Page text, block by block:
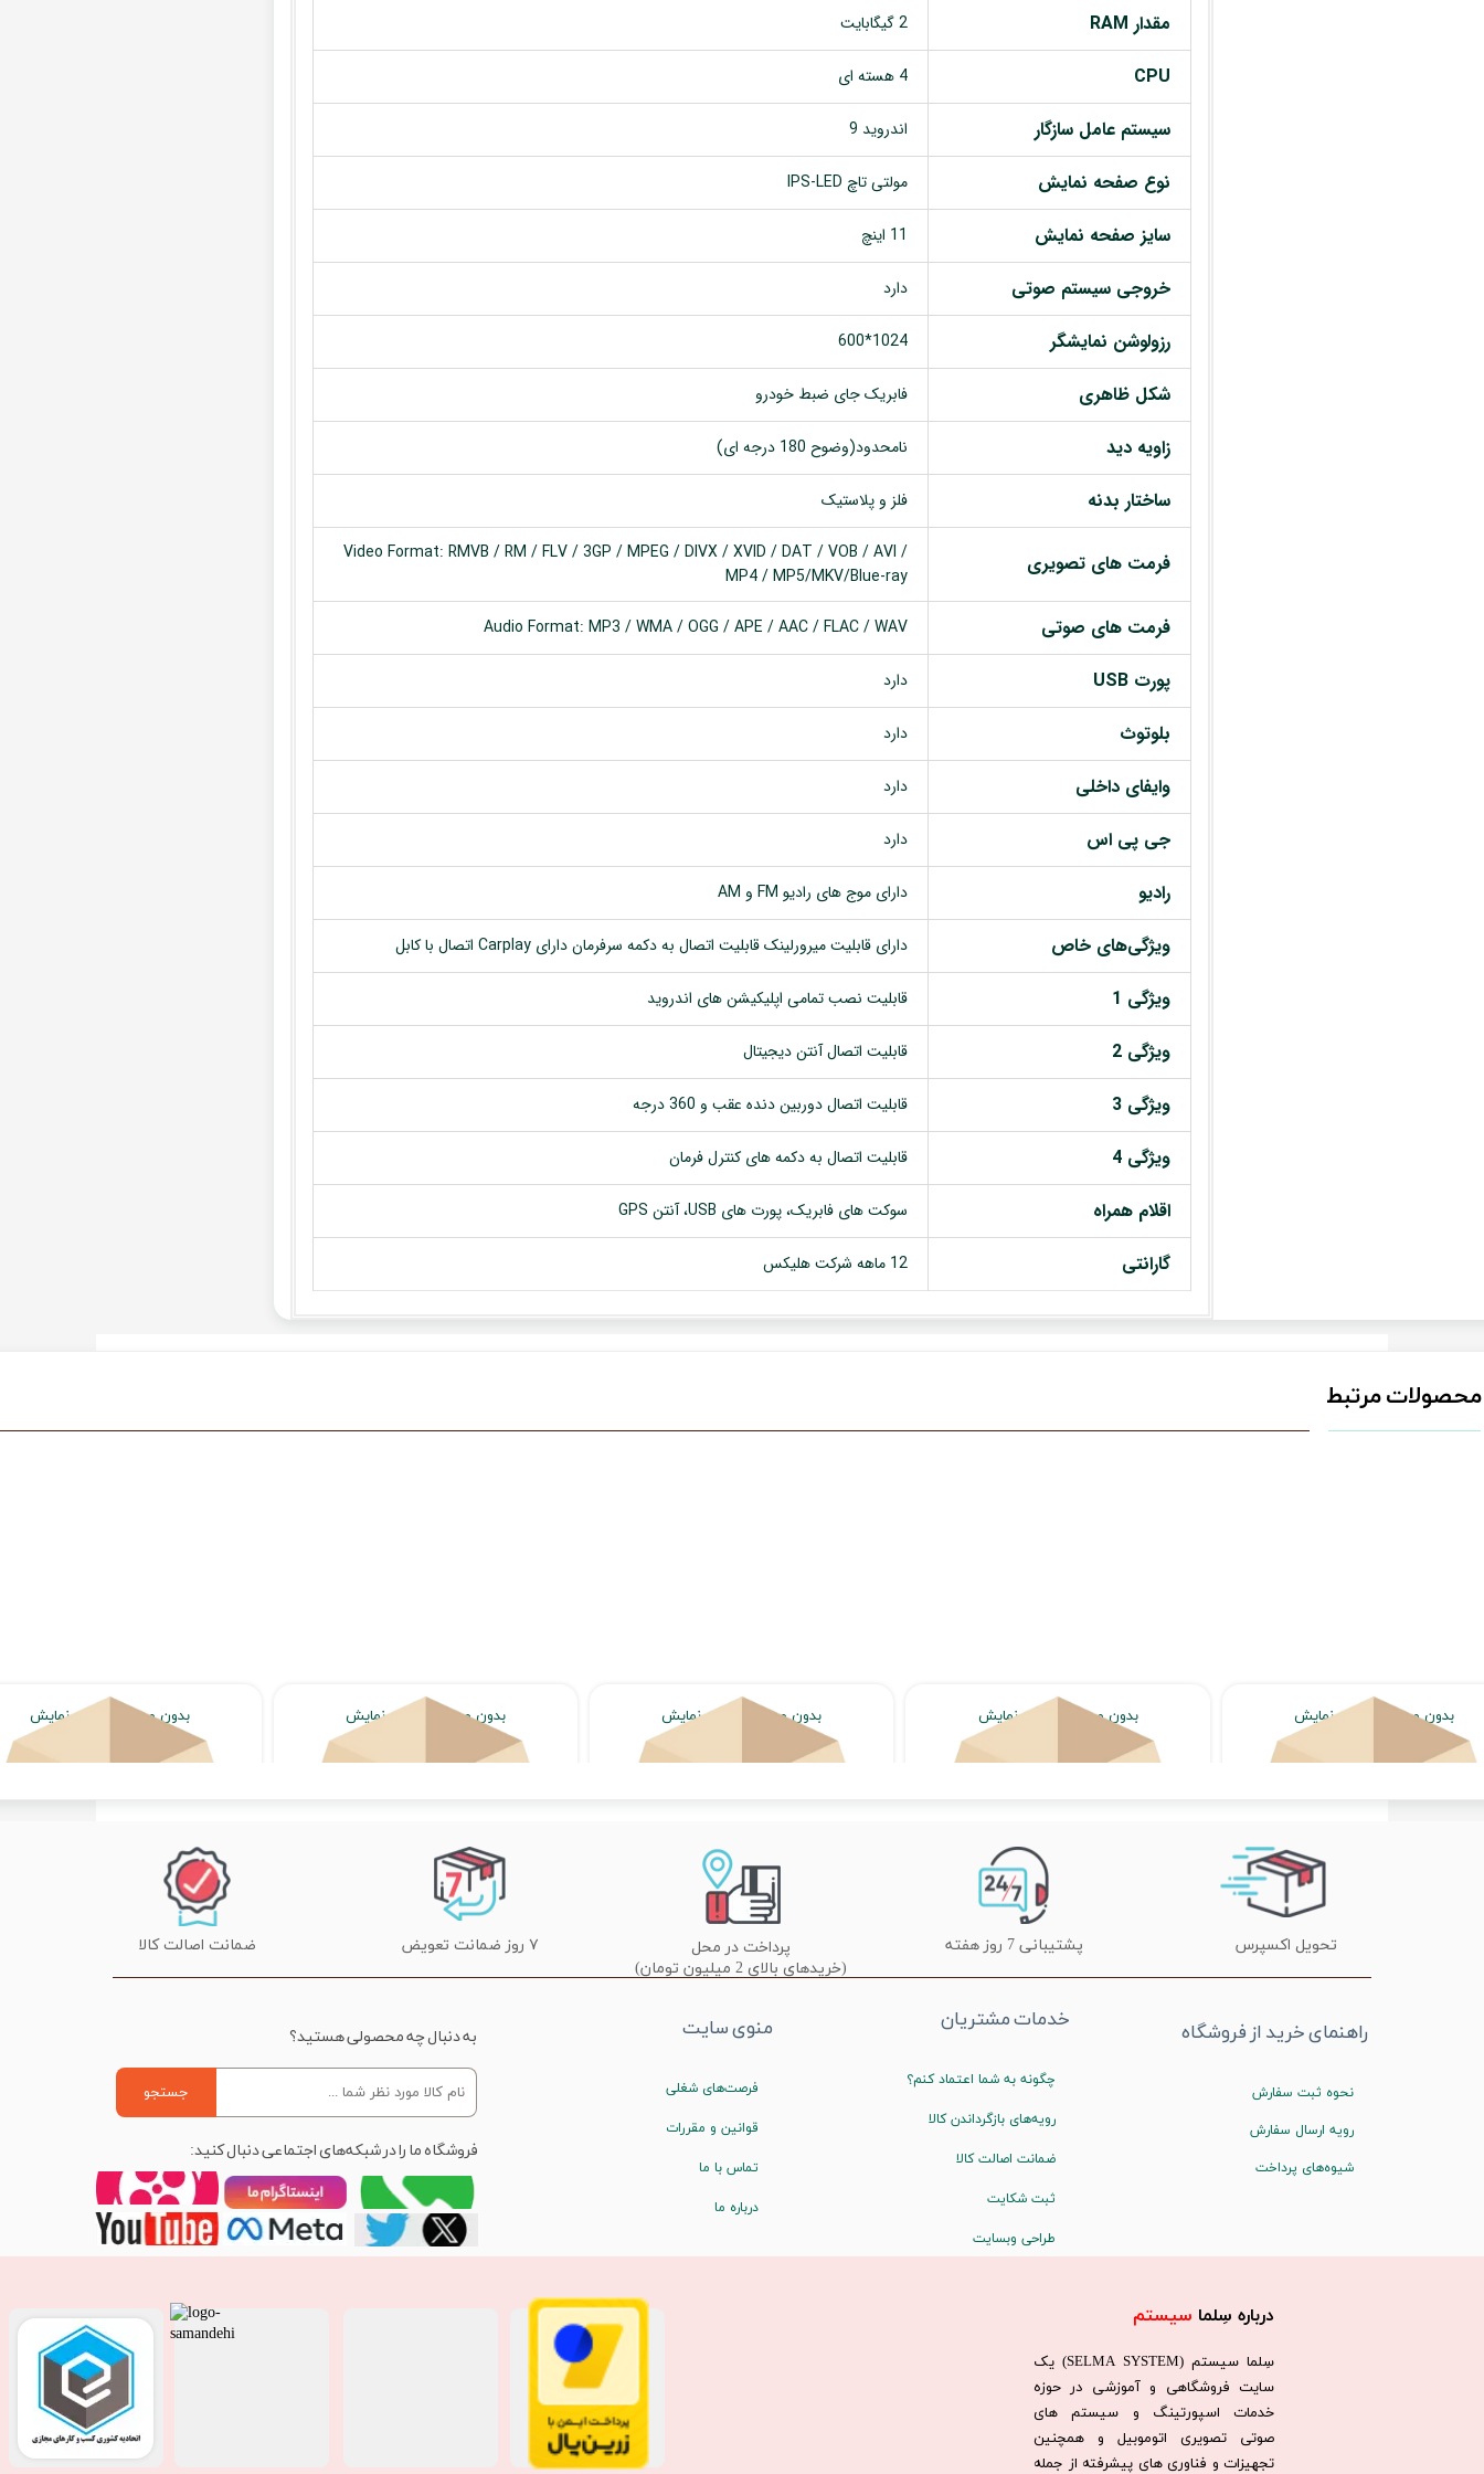
مقدار RAM 2 گیگابایت
CPU 4 هسته ای
سیستم عامل سازگار اندروید 9
نوع صفحه نمایش مولتی تاچ IPS-LED
سایز صفحه نمایش 11 اینچ
خروجی سیستم صوتی دارد
رزولوشن نمایشگر 1024*600
شکل ظاهری فابریک جای ضبط خودرو
زاویه دید نامحدود(وضوح 180 درجه ای)
ساختار بدنه فلز و پلاستیک
فرمت های تصویری
Video Format: RMVB / RM / FLV / 3GP / MPEG / DIVX / XVID / DAT / VOB / AVI /
MP4 / MP5/MKV/Blue-ray
فرمت های صوتی Audio Format: MP3 / WMA / OGG / APE / AAC / FLAC / WAV
پورت USB دارد
بلوتوث دارد
وایفای داخلی دارد
جی پی اس دارد
رادیو دارای موج های رادیو FM و AM
ویژگی‌های خاص دارای قابلیت میرورلینک قابلیت اتصال به دکمه سرفرمان دارای Carplay اتصال با کابل
ویژگی 1 قابلیت نصب تمامی اپلیکیشن های اندروید
ویژگی 2 قابلیت اتصال آنتن دیجیتال
ویژگی 3 قابلیت اتصال دوربین دنده عقب و 360 درجه
ویژگی 4 قابلیت اتصال به دکمه های کنترل فرمان
اقلام همراه سوکت های فابریک، پورت های USB، آنتن GPS
گارانتی 12 ماهه شرکت هلیکس
محصولات مرتبط
بدون محصول جهت نمایش
بدون محصول جهت نمایش
بدون محصول جهت نمایش
بدون محصول جهت نمایش
بدون محصول جهت نمایش
درباره سِلما سیستم​​​​​​​
سِلما سيستم (SELMA SYSTEM) یک
سایت فروشگاهی و آموزشی در حوزه
خدمات اسپورتینگ و سیستم های
صوتی تصویری اتوموبیل و همچنین
تجهیزات و فناوری های پیشرفته از جمله
تحویل اکسپرس پشتیبانی 7 روز هفته
پرداخت در محل
(خریدهای بالای 2 میلیون تومان)
۷ روز ضمانت تعویض ضمانت اصالت کالا
راهنمای خرید از فروشگاه
نحوه ثبت سفارش
رویه ارسال سفارش
شیوه‌های پرداخت
خدمات مشتریان
چگونه به شما اعتماد کنم؟
رویه‌های بازگرداندن کالا
ضمانت اصالت کالا
ثبت شکایت
طراحی وبسایت
منوی سایت
فرصت‌های شغلی
قوانین و مقررات
تماس با ما
درباره ما
به دنبال چه محصولی هستید؟
جستجو
فروشگاه ما را در شبکه‌های اجتماعی دنبال کنید: